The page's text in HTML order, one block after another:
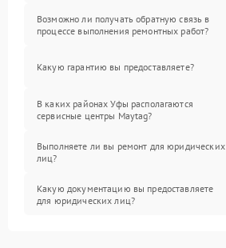
Возможно ли получать обратную связь в
процессе выполнения ремонтных работ?
Какую гарантию вы предоставляете?
В каких районах Уфы располагаются
сервисные центры Maytag?
Выполняете ли вы ремонт для юридических
лиц?
Какую документацию вы предоставляете
для юридических лиц?